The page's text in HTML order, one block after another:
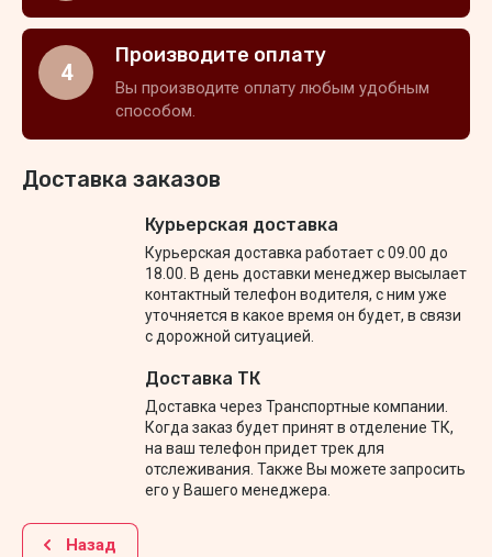
4
Производите оплату
Вы производите оплату любым удобным
способом.
Доставка заказов
Курьерская доставка
Курьерская доставка работает с 09.00 до
18.00. В день доставки менеджер высылает
контактный телефон водителя, с ним уже
уточняется в какое время он будет, в связи
с дорожной ситуацией.
Доставка ТК
Доставка через Транспортные компании.
Когда заказ будет принят в отделение ТК,
на ваш телефон придет трек для
отслеживания. Также Вы можете запросить
его у Вашего менеджера.
Назад